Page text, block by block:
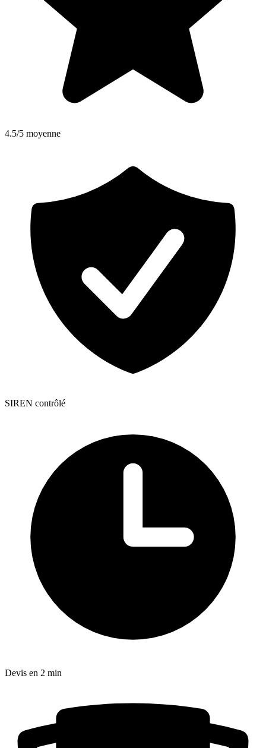
4.5/5 moyenne
SIREN contrôlé
Devis en 2 min